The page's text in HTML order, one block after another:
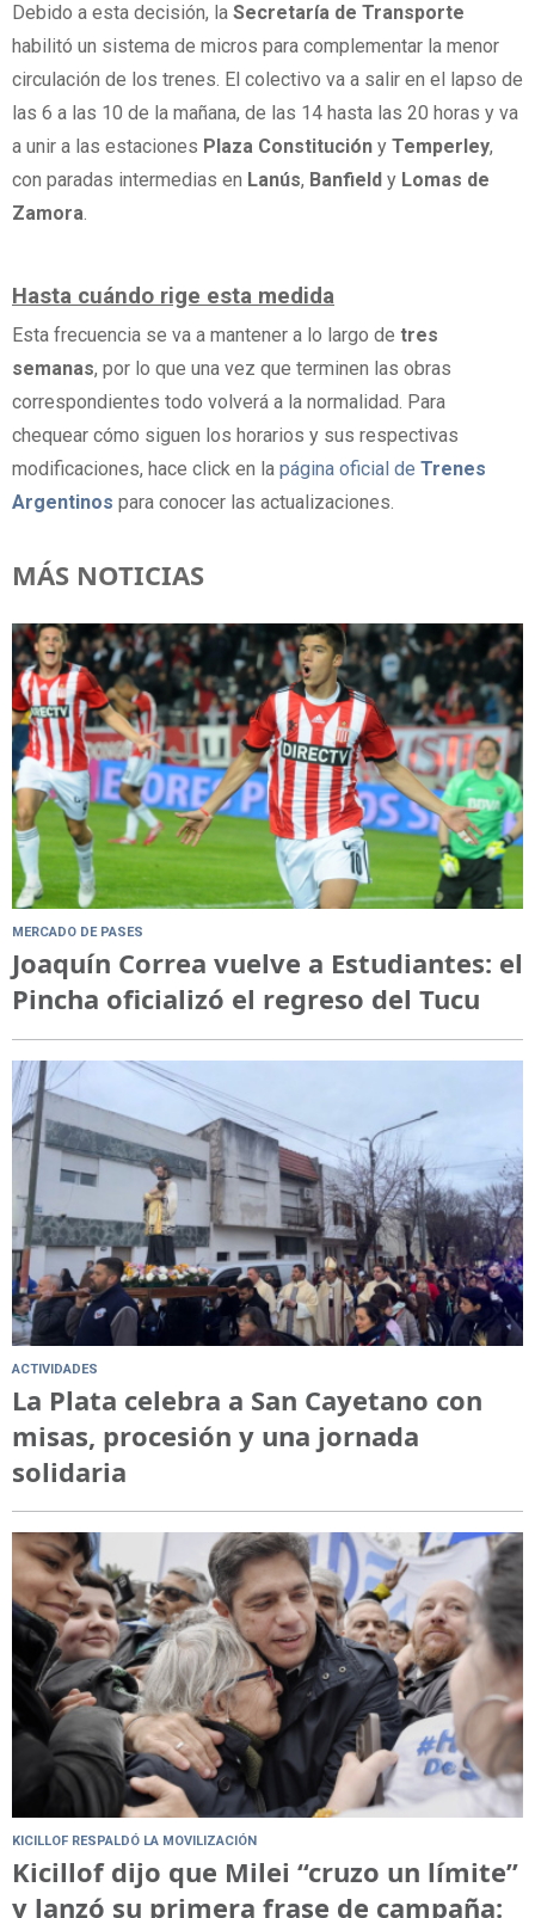
Debido a esta decisión, la Secretaría de Transporte
habilitó un sistema de micros para complementar la menor
circulación de los trenes. El colectivo va a salir en el lapso de
las 6 a las 10 de la mañana, de las 14 hasta las 20 horas y va
a unir a las estaciones Plaza Constitución y Temperley,
con paradas intermedias en Lanús, Banfield y Lomas de
Zamora.
Hasta cuándo rige esta medida
Esta frecuencia se va a mantener a lo largo de tres
semanas, por lo que una vez que terminen las obras
correspondientes todo volverá a la normalidad. Para
chequear cómo siguen los horarios y sus respectivas
modificaciones, hace click en la página oficial de Trenes
Argentinos para conocer las actualizaciones.
MÁS NOTICIAS
MERCADO DE PASES
Joaquín Correa vuelve a Estudiantes: el
Pincha oficializó el regreso del Tucu
ACTIVIDADES
La Plata celebra a San Cayetano con
misas, procesión y una jornada
solidaria
KICILLOF RESPALDÓ LA MOVILIZACIÓN
Kicillof dijo que Milei “cruzo un límite”
y lanzó su primera frase de campaña: